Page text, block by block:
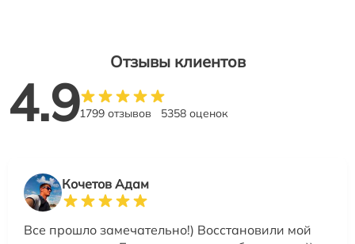
Отзывы клиентов
4.91799 отзывов 5358 оценок
Кочетов Адам
Все прошло замечательно!) Восстановили мой